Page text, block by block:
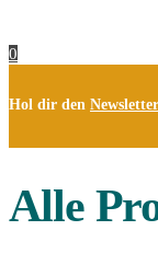
0
Hol dir den Newsletter
Alle